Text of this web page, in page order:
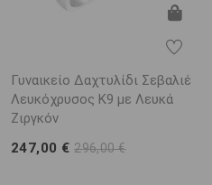
Γυναικείο Δαχτυλίδι Σεβαλιέ
Λευκόχρυσος K9 με Λευκά
Ζιργκόν
247,00 €296,00 €